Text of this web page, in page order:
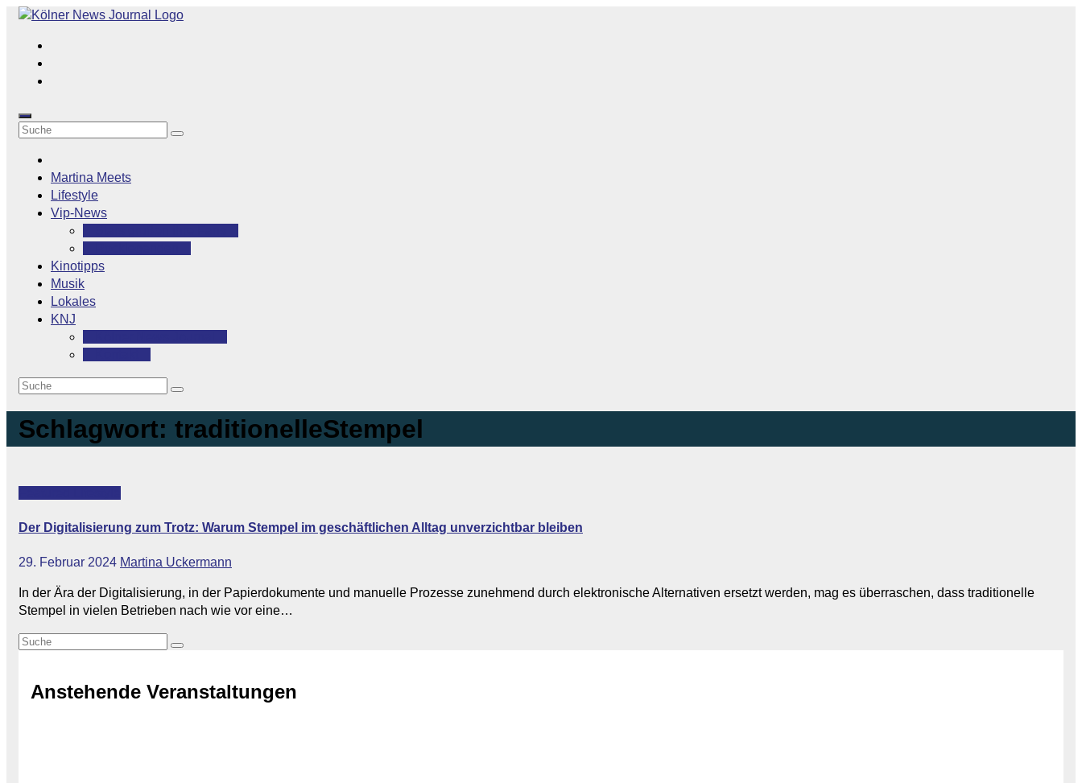
Zum
springen
Martina Meets
Lifestyle
Vip-News
Kinotipps
Musik
Lokales
KNJ
Schlagwort: traditionelleStempel
Der Digitalisierung zum Trotz: Warum Stempel im geschäftlichen Alltag unverzichtbar bleiben
29. Februar 2024 Martina Uckermann
In der Ära der Digitalisierung, in der Papierdokumente und manuelle Prozesse zunehmend durch elektronische Alternativen ersetzt werden, mag es überraschen, dass traditionelle
Stempel in vielen Betrieben nach wie vor eine…
Anstehende Veranstaltungen